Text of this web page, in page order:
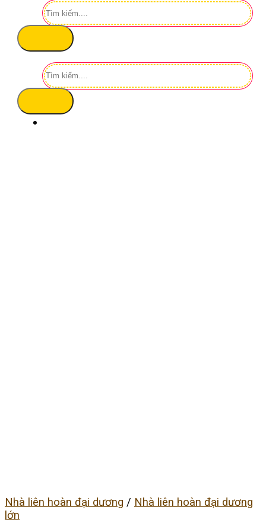
Tìm
kiếm:
Tìm
kiếm:
Nhà liên hoàn đại dương / Nhà liên hoàn đại dương
lớn